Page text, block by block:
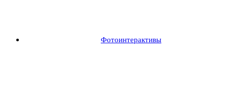
Фотоинтерактивы